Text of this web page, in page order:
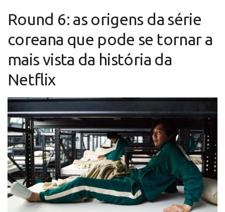
Round 6: as origens da série
coreana que pode se tornar a
mais vista da história da
Netflix